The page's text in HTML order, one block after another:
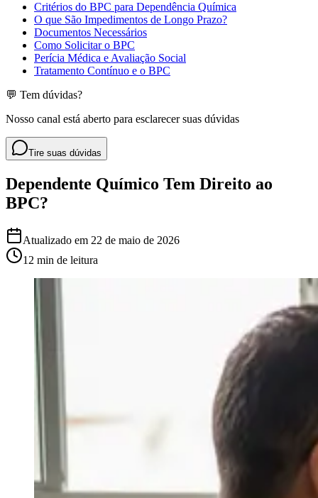
Critérios do BPC para Dependência Química
O que São Impedimentos de Longo Prazo?
Documentos Necessários
Como Solicitar o BPC
Perícia Médica e Avaliação Social
Tratamento Contínuo e o BPC
💬 Tem dúvidas?
Nosso canal está aberto para esclarecer suas dúvidas
Tire suas dúvidas
Dependente Químico Tem Direito ao
BPC?
Atualizado em 22 de maio de 2026
12 min de leitura